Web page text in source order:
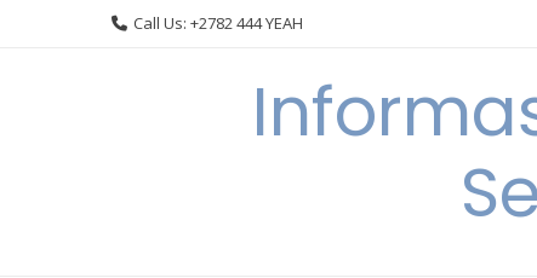
Call Us: +2782 444 YEAH